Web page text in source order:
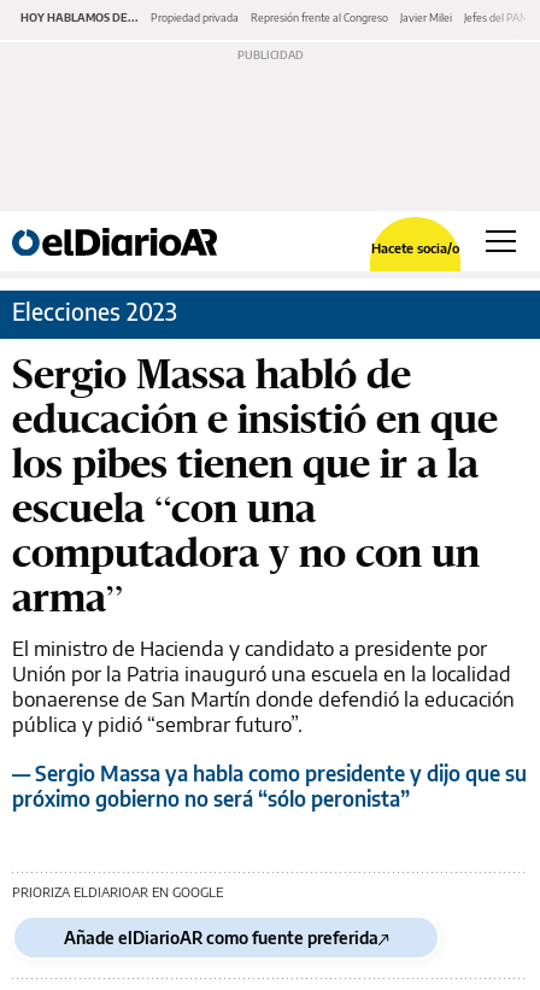
HOY HABLAMOS DE... Propiedad privada Represión frente al Congreso Javier Milei Jefes del PAMI
Hacete socia/o
Elecciones 2023
Sergio Massa habló de
educación e insistió en que
los pibes tienen que ir a la
escuela “con una
computadora y no con un
arma”
El ministro de Hacienda y candidato a presidente por
Unión por la Patria inauguró una escuela en la localidad
bonaerense de San Martín donde defendió la educación
pública y pidió “sembrar futuro”.
— Sergio Massa ya habla como presidente y dijo que su
próximo gobierno no será “sólo peronista”
PRIORIZA ELDIARIOAR EN GOOGLE
Añade elDiarioAR como fuente preferida